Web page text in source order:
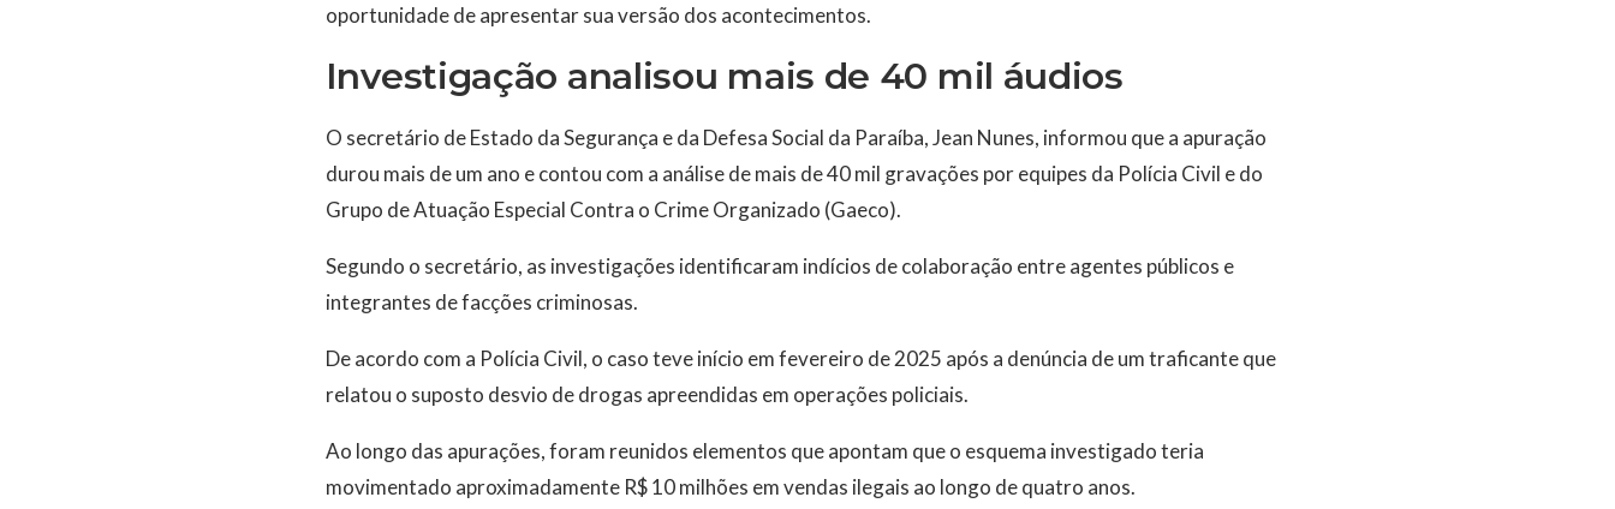
oportunidade de apresentar sua versão dos acontecimentos.
Investigação analisou mais de 40 mil áudios
O secretário de Estado da Segurança e da Defesa Social da Paraíba, Jean Nunes, informou que a apuração
durou mais de um ano e contou com a análise de mais de 40 mil gravações por equipes da Polícia Civil e do
Grupo de Atuação Especial Contra o Crime Organizado (Gaeco).
Segundo o secretário, as investigações identificaram indícios de colaboração entre agentes públicos e
integrantes de facções criminosas.
De acordo com a Polícia Civil, o caso teve início em fevereiro de 2025 após a denúncia de um traficante que
relatou o suposto desvio de drogas apreendidas em operações policiais.
Ao longo das apurações, foram reunidos elementos que apontam que o esquema investigado teria
movimentado aproximadamente R$ 10 milhões em vendas ilegais ao longo de quatro anos.